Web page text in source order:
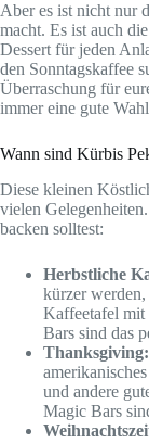
Aber es ist nicht nur
macht. Es ist auch
Dessert für jeden
den Sonntagskaffee
Überraschung für
immer eine gute
Wann sind Kürbis
Diese kleinen
vielen
backen solltest:
Herbstliche
kürzer werden,
Kaffeetafel mit
Bars sind das
Thanksgiving:
und andere
Magic Bars